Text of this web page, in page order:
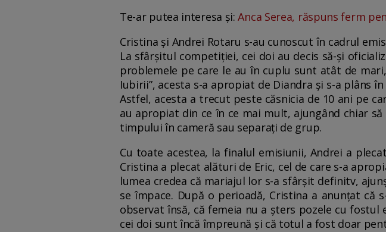
Te-ar putea interesa și:Anca Serea, răspuns ferm
Cristina și Andrei Rotaru s-au cunoscut în cadrul
La sfârșitul competiției, cei doi au decis să-și
problemele pe care le au în cuplu sunt atât de
Iubirii”, acesta s-a apropiat de Diandra și s-a plâns
Astfel, acesta a trecut peste căsnicia de 10 ani pe
au apropiat din ce în ce mai mult, ajungând chiar
timpului în cameră sau separați de grup.
Cu toate acestea, la finalul emisiunii, Andrei a
Cristina a plecat alături de Eric, cel de care s-a
lumea credea că mariajul lor s-a sfârșit definitv,
se împace. După o perioadă, Cristina a anunțat că
observat însă, că femeia nu a șters pozele cu
cei doi sunt încă împreună și că totul a fost doar